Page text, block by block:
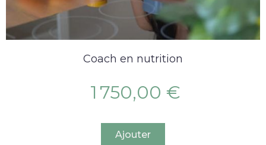
Coach en nutrition
1 750,00 €
Ajouter